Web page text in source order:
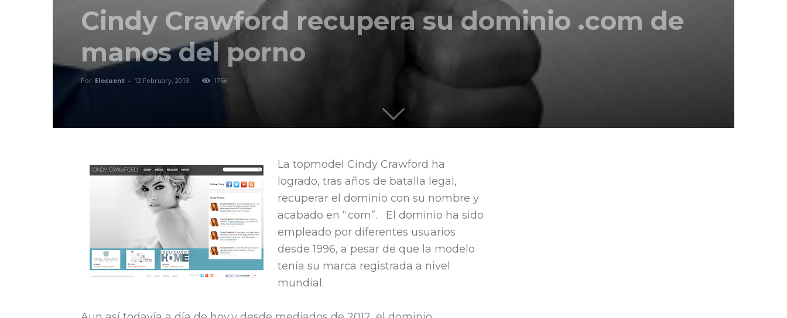
que
quieren
liderar
Cindy Crawford recupera su dominio .com de
manos del porno
Por Elocuent - 12 February, 2013 1766
La topmodel Cindy Crawford ha
logrado, tras años de batalla legal,
recuperar el dominio con su nombre y
acabado en “.com”. El dominio ha sido
empleado por diferentes usuarios
desde 1996, a pesar de que la modelo
tenía su marca registrada a nivel
mundial.